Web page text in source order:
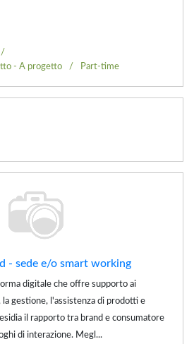
- A progetto
Part-time
- sede e/o smart working
digitale che offre supporto ai
gestione, l'assistenza di prodotti e
il rapporto tra brand e consumatore
di interazione. Megl...